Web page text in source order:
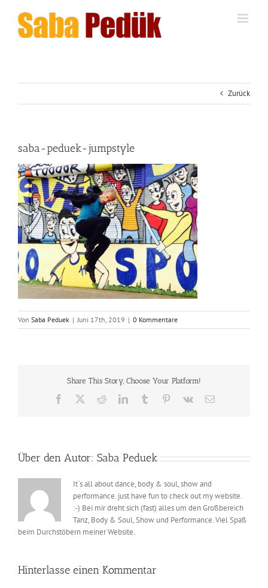
Inhalt
springen
Zurück
saba-peduek-jumpstyle
Von Saba Peduek | Juni 17th, 2019 | 0 Kommentare
Share This Story, Choose Your Platform!
Facebook RedditLinkedInTumblr Pinterest
Vk
E-
Über den Autor: Saba Peduek
It´s all about dance, body & soul, show and
performance. just have fun to check out my website.
:-) Bei mir dreht sich (fast) alles um den Großbereich
Tanz, Body & Soul, Show und Performance. Viel Spaß
beim Durchstöbern meiner Website.
Hinterlasse einen Kommentar